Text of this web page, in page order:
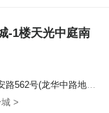
-1楼天光中庭南
龙华中路地铁站出入口步行110米)
城 >